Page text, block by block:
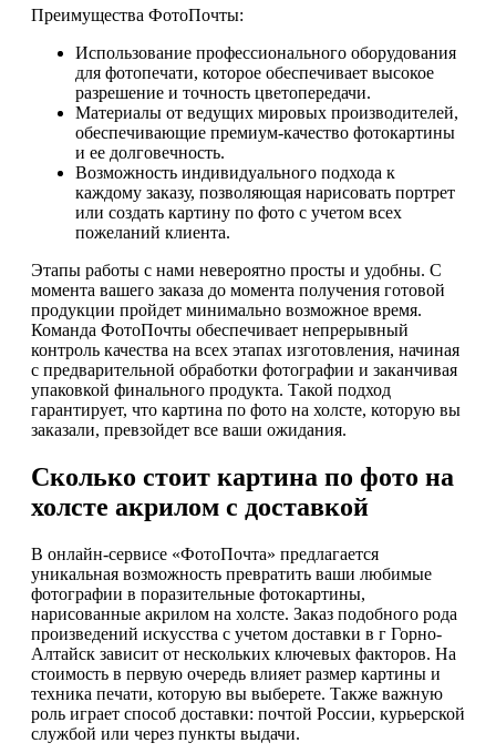
Преимущества ФотоПочты:
Использование профессионального оборудования
для фотопечати, которое обеспечивает высокое
разрешение и точность цветопередачи.
Материалы от ведущих мировых производителей,
обеспечивающие премиум-качество фотокартины
и ее долговечность.
Возможность индивидуального подхода к
каждому заказу, позволяющая нарисовать портрет
или создать картину по фото с учетом всех
пожеланий клиента.
Этапы работы с нами невероятно просты и удобны. С
момента вашего заказа до момента получения готовой
продукции пройдет минимально возможное время.
Команда ФотоПочты обеспечивает непрерывный
контроль качества на всех этапах изготовления, начиная
с предварительной обработки фотографии и заканчивая
упаковкой финального продукта. Такой подход
гарантирует, что картина по фото на холсте, которую вы
заказали, превзойдет все ваши ожидания.
Сколько стоит картина по фото на
холсте акрилом с доставкой
В онлайн-сервисе «ФотоПочта» предлагается
уникальная возможность превратить ваши любимые
фотографии в поразительные фотокартины,
нарисованные акрилом на холсте. Заказ подобного рода
произведений искусства с учетом доставки в г Горно-
Алтайск зависит от нескольких ключевых факторов. На
стоимость в первую очередь влияет размер картины и
техника печати, которую вы выберете. Также важную
роль играет способ доставки: почтой России, курьерской
службой или через пункты выдачи.